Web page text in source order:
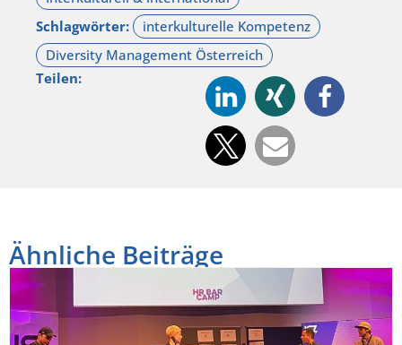
Schlagwörter:
Teilen:
Ähnliche Beiträge